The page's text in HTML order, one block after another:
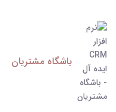
باشگاه مشتریان